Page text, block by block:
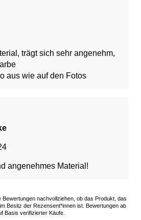
trägt sich sehr angenehm,
aus wie auf den Fotos
angenehmes Material!
Bewertungen nachvollziehen, ob das Produkt, das
Besitz der Rezensent*innen ist. Bewertungen ab
Basis verifizierter Käufe.